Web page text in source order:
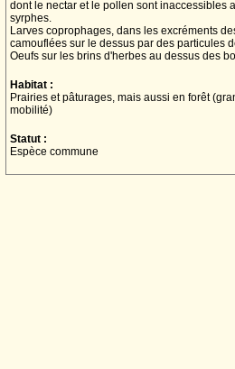
dont le nectar et le pollen sont inaccessibles
syrphes.
Larves coprophages, dans les excréments
camouflées sur le dessus par des particules
Oeufs sur les brins d'herbes au dessus des
Habitat :
Prairies et pâturages, mais aussi en forêt
mobilité)
Statut :
Espèce commune